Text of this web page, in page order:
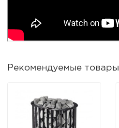
Рекомендуемые товары